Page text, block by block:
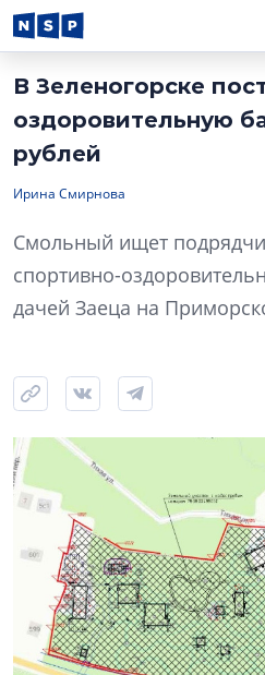
В Зеленогорске
оздоровительную
рублей
Ирина Смирнова
Смольный ищет
спортивно-
дачей Заеца на